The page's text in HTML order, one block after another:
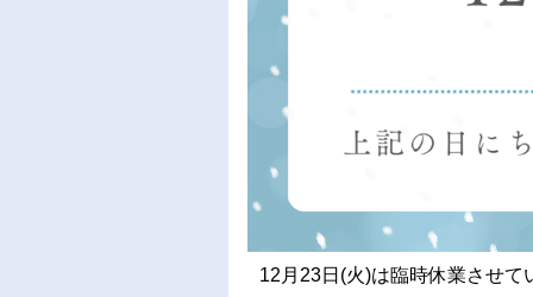
12月23日(火)は臨時休業させ